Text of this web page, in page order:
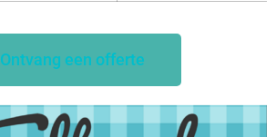
Ontvang een offerte